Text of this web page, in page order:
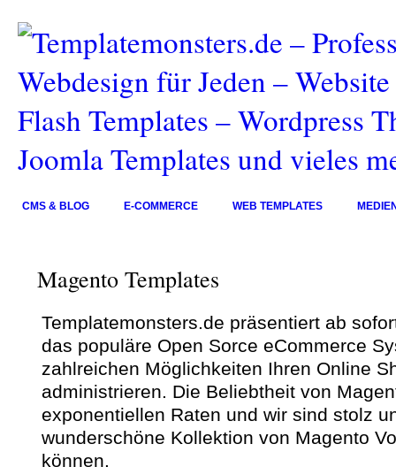
CMS & BLOG E-COMMERCE WEB TEMPLATES
Magento Templates
Templatemonsters.de präsentiert ab
das populäre Open Sorce eCommerce
zahlreichen Möglichkeiten Ihren Online
administrieren. Die Beliebtheit von
exponentiellen Raten und wir sind stolz
wunderschöne Kollektion von Magento
können.